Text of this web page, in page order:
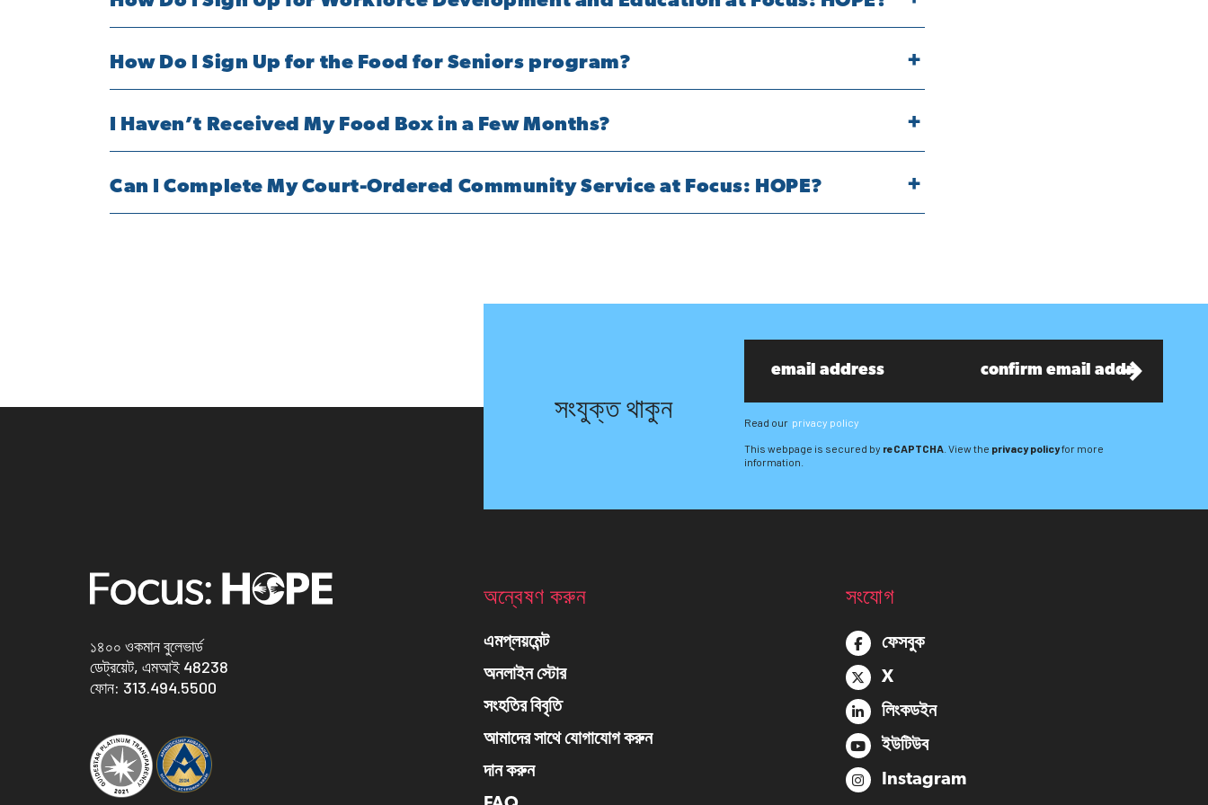
How Do I Sign Up for the Food for Seniors program?
I Haven’t Received My Food Box in a Few Months?
Can I Complete My Court-Ordered Community Service at Focus: HOPE?
সংযুক্ত থাকুন Read our privacy policy
This webpage is secured by reCAPTCHA. View the privacy policyfor more
information.
১৪০০ ওকমান বুলেভার্ড
ডেট্রয়েট, এমআই 48238
ফোন: 313.494.5500
অন্বেষণ করুন
এমপ্লয়মেন্ট
অনলাইন স্টোর
সংহতির বিবৃতি
আমাদের সাথে যোগাযোগ করুন
দান করুন
সংযোগ
ফেসবুক
X
লিংকডইন
ইউটিউব
Instagram